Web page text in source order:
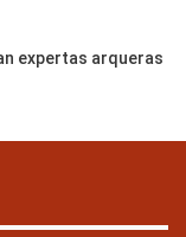
expertas arqueras